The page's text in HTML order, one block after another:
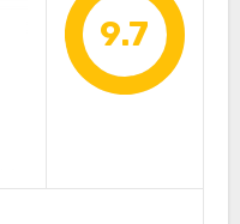
9.7